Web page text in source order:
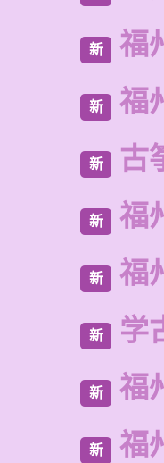
新 福
新 福
新 古
新 福
新 福
新 学
新 福
新 福